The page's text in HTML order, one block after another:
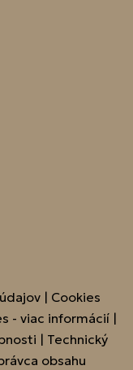
| Cookies
- viac informácií |
| Technický
obsahu